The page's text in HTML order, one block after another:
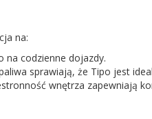
na:
na codzienne dojazdy.
sprawiają, że Tipo jest
wnętrza zapewniają